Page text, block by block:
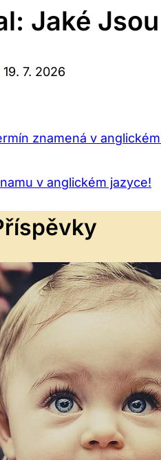
Jaké
19. 7. 2026
znamená v
v anglickém jazyce!